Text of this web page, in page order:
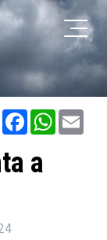
X Facebook
a